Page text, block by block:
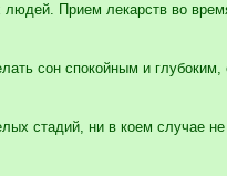
Прием лекарств во
сон спокойным и
стадий, ни в коем случае